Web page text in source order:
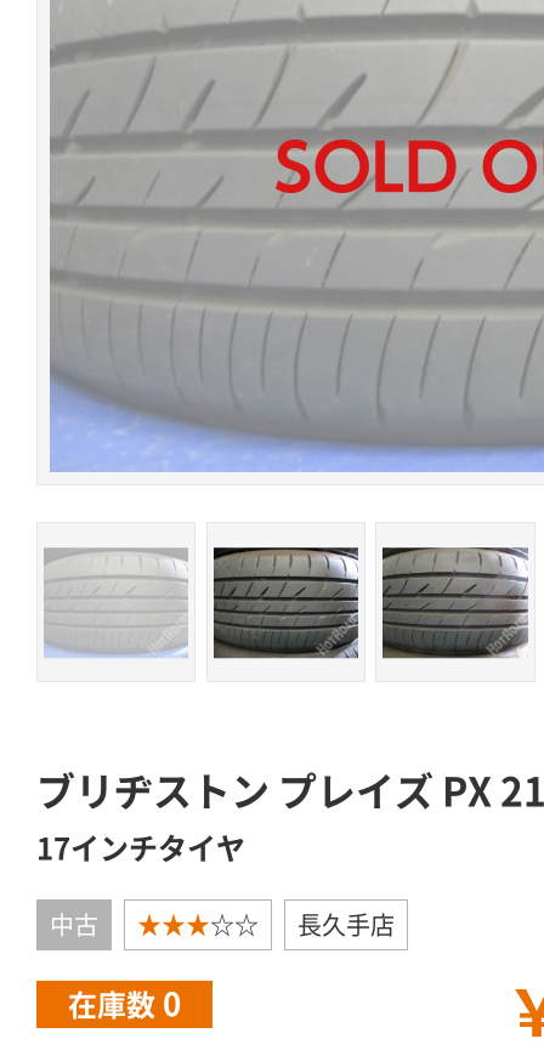
ブリヂストン プレイズ PX
17インチタイヤ
中古 ★★★☆☆ 長久手店
在庫数 0